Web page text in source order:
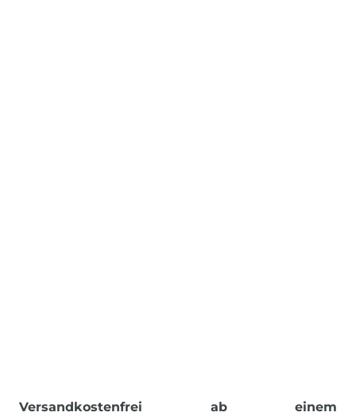
Versandkostenfrei ab einem